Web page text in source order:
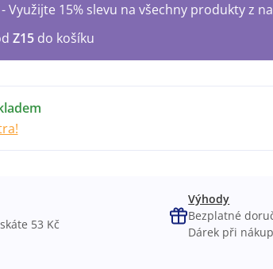
- Využijte 15% slevu na všechny produkty z
Z15do košíku
53 Kč
Výhody
Bezplatné
Dárek při